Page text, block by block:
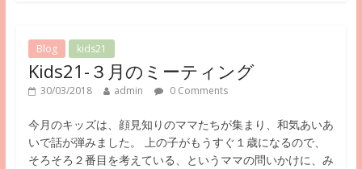
Blog kids21
Kids21-３月のミーティング
30/03/2018 admin 0 Comments
今月のキッズは、顔見知りのママたちが集まり、和気あいあ
いで話が弾みました。 上の子がもうすぐ１歳になるので、
そろそろ２番目を考えている、というママの問いかけに、み